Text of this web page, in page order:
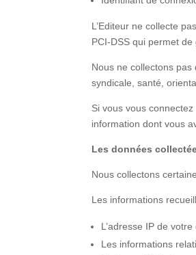
L’Editeur ne collecte
PCI-DSS qui permet
Nous ne collectons
syndicale, santé,
Si vous vous
information dont vous
Les données
Nous collectons
Les informations
L’adresse IP de
Les informations